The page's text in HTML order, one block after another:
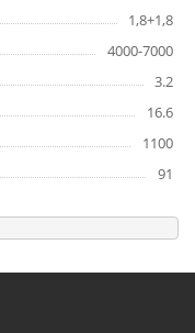
1,8+1,8
4000-7000
3.2
16.6
1100
91